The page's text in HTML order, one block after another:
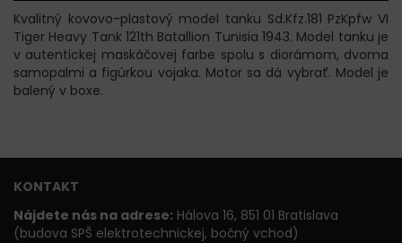
Kvalitný kovovo-plastový model tanku Sd.Kfz.181 PzKpfw VI
Tiger Heavy Tank 121th Batallion Tunisia 1943. Model tanku je
v autentickej maskáčovej farbe spolu s diorámom, dvoma
samopalmi a figúrkou vojaka. Motor sa dá vybrať. Model je
balený v boxe.
KONTAKT
Nájdete nás na adrese: Hálova 16, 851 01 Bratislava
(budova SPŠ elektrotechnickej, bočný vchod)